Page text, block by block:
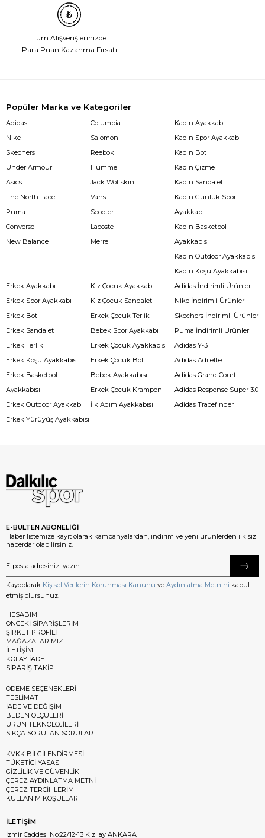
Tüm Alışverişlerinizde
Para Puan Kazanma Fırsatı
Popüler Marka ve Kategoriler
Adidas
Nike
Skechers
Under Armour
Asics
The North Face
Puma
Converse
New Balance
Columbia
Salomon
Reebok
Hummel
Jack Wolfskin
Vans
Scooter
Lacoste
Merrell
Kadın Ayakkabı
Kadın Spor Ayakkabı
Kadın Bot
Kadın Çizme
Kadın Sandalet
Kadın Günlük Spor
Ayakkabı
Kadın Basketbol
Ayakkabısı
Kadın Outdoor Ayakkabısı
Kadın Koşu Ayakkabısı
Erkek Ayakkabı
Erkek Spor Ayakkabı
Erkek Bot
Erkek Sandalet
Erkek Terlik
Erkek Koşu Ayakkabısı
Erkek Basketbol
Ayakkabısı
Erkek Outdoor Ayakkabı
Erkek Yürüyüş Ayakkabısı
Kız Çocuk Ayakkabı
Kız Çocuk Sandalet
Erkek Çocuk Terlik
Bebek Spor Ayakkabı
Erkek Çocuk Ayakkabısı
Erkek Çocuk Bot
Bebek Ayakkabısı
Erkek Çocuk Krampon
İlk Adım Ayakkabısı
Adidas İndirimli Ürünler
Nike İndirimli Ürünler
Skechers İndirimli Ürünler
Puma İndirimli Ürünler
Adidas Y-3
Adidas Adilette
Adidas Grand Court
Adidas Response Super 3.0
Adidas Tracefinder
E-BÜLTEN ABONELİĞİ
Haber listemize kayıt olarak kampanyalardan, indirim ve yeni ürünlerden ilk siz
haberdar olabilirsiniz.
Kaydolarak Kişisel Verilerin Korunması Kanunu ve Aydınlatma Metnini kabul
etmiş olursunuz.
HESABIM
ÖNCEKİ SİPARİŞLERİM
ŞİRKET PROFİLİ
MAĞAZALARIMIZ
İLETİŞİM
KOLAY İADE
SİPARİŞ TAKİP
ÖDEME SEÇENEKLERİ
TESLİMAT
İADE VE DEĞİŞİM
BEDEN ÖLÇÜLERİ
ÜRÜN TEKNOLOJİLERİ
SIKÇA SORULAN SORULAR
KVKK BİLGİLENDİRMESİ
TÜKETİCİ YASASI
GİZLİLİK VE GÜVENLİK
ÇEREZ AYDINLATMA METNİ
ÇEREZ TERCİHLERİM
KULLANIM KOŞULLARI
İLETİŞİM
İzmir Caddesi No:22/12-13 Kızılay ANKARA